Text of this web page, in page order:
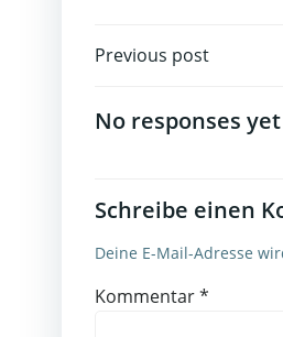
Post
navigation
Previous post
No responses yet
Schreibe einen
Deine E-Mail-Adresse
Kommentar*